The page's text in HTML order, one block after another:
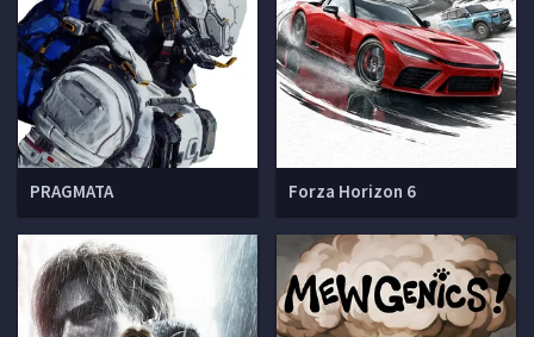
PRAGMATA Forza Horizon 6